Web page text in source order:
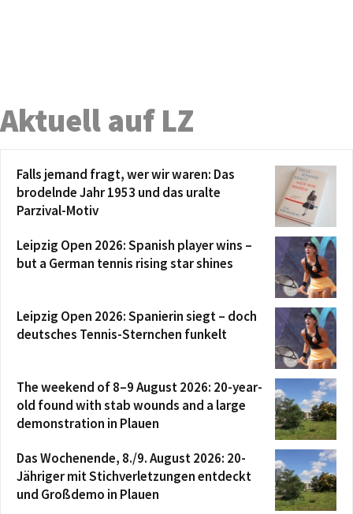
Aktuell auf LZ
Falls jemand fragt, wer wir waren: Das
brodelnde Jahr 1953 und das uralte
Parzival-Motiv
Leipzig Open 2026: Spanish player wins –
but a German tennis rising star shines
Leipzig Open 2026: Spanierin siegt – doch
deutsches Tennis-Sternchen funkelt
The weekend of 8–9 August 2026: 20-year-
old found with stab wounds and a large
demonstration in Plauen
Das Wochenende, 8./9. August 2026: 20-
Jähriger mit Stichverletzungen entdeckt
und Großdemo in Plauen